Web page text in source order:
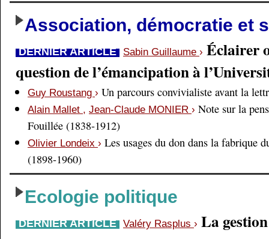
Association, démocratie et
DERNIER ARTICLE Sabin Guillaume › Éclairer
question de l’émancipation à
Guy Roustang › Un parcours convivialiste avant la
Alain Mallet , Jean-Claude MONIER › Note sur la
Fouillée (1838-1912)
Olivier Londeix › Les usages du don dans la fabrique
(1898-1960)
Ecologie politique
DERNIER ARTICLE Valéry Rasplus › La